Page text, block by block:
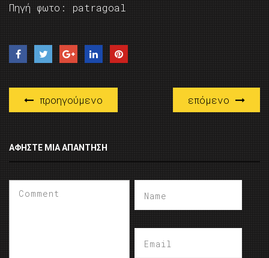
Πηγή φωτο: patragoal
προηγούμενο επόμενο
ΑΦΉΣΤΕ ΜΙΑ ΑΠΆΝΤΗΣΗ